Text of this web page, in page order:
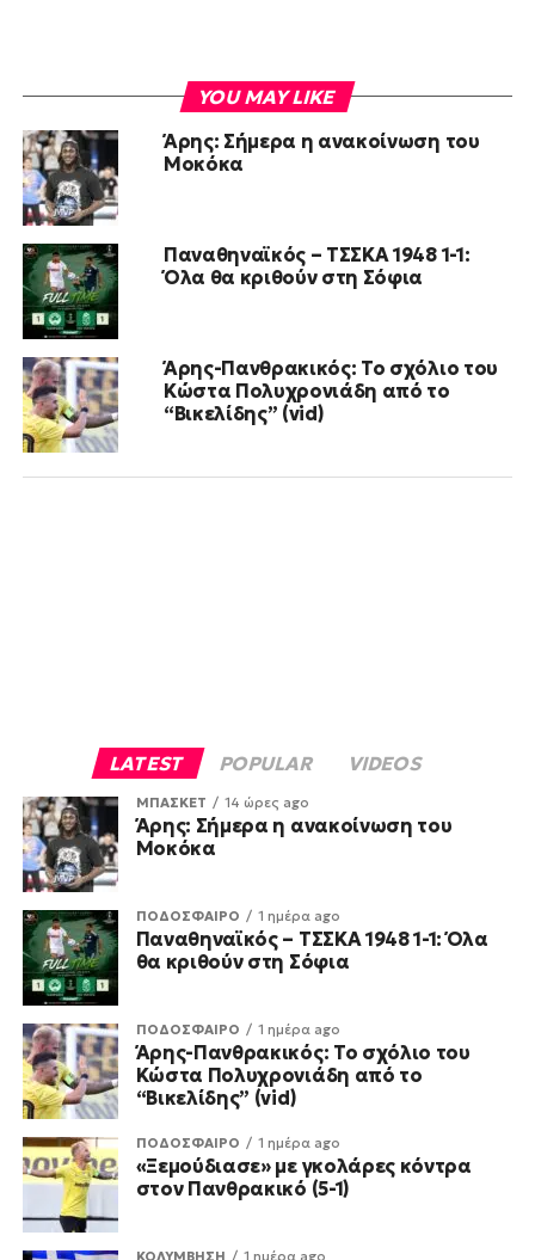
YOU MAY LIKE
Άρης: Σήμερα η ανακοίνωση του
Μοκόκα
Παναθηναϊκός – ΤΣΣΚΑ 1948 1-1:
Όλα θα κριθούν στη Σόφια
Άρης-Πανθρακικός: Το σχόλιο του
Κώστα Πολυχρονιάδη από το
“Βικελίδης” (vid)
LATEST POPULAR VIDEOS
ΜΠΑΣΚΕΤ 14 ώρες ago
Άρης: Σήμερα η ανακοίνωση του
Μοκόκα
ΠΟΔΟΣΦΑΙΡΟ 1 ημέρα ago
Παναθηναϊκός – ΤΣΣΚΑ 1948 1-1: Όλα
θα κριθούν στη Σόφια
ΠΟΔΟΣΦΑΙΡΟ 1 ημέρα ago
Άρης-Πανθρακικός: Το σχόλιο του
Κώστα Πολυχρονιάδη από το
“Βικελίδης” (vid)
ΠΟΔΟΣΦΑΙΡΟ 1 ημέρα ago
«Ξεμούδιασε» με γκολάρες κόντρα
στον Πανθρακικό (5-1)